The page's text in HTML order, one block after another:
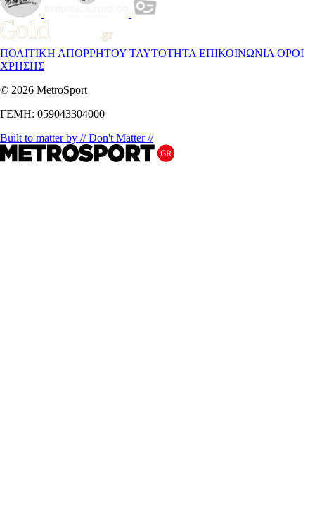
ΠΟΛΙΤΙΚΗ ΑΠΟΡΡΗΤΟΥ ΤΑΥΤΟΤΗΤΑ ΕΠΙΚΟΙΝΩΝΙΑ ΟΡΟΙ
ΧΡΗΣΗΣ
© 2026 MetroSport
ΓΕΜΗ: 059043304000
Built to matter by // Don't Matter //